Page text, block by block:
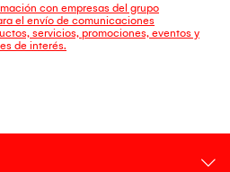
con empresas del grupo
el envío de comunicaciones
servicios, promociones, eventos y
de interés.